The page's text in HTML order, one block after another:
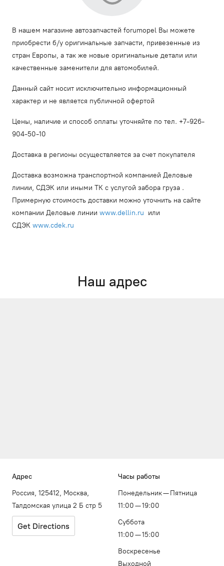
В нашем магазине автозапчастей forumopel Вы можете
приобрести б/у оригинальные запчасти, привезенные из
стран Европы, а так же новые оригинальные детали или
качественные заменители для автомобилей.
Данный сайт носит исключительно информационный
характер и не является публичной офертой
Цены, наличие и способ оплаты уточняйте по тел. +7-926-
904-50-10
Доставка в регионы осуществляется за счет покупателя
Доставка возможна транспортной компанией Деловые
линии, СДЭК или иными ТК с услугой забора груза .
Примерную стоимость доставки можно уточнить на сайте
компании Деловые линии www.dellin.ru или
СДЭК www.cdek.ru
Наш адрес
Адрес
Россия, 125412, Москва,
Талдомская улица 2 Б стр 5
Get Directions
Часы работы
Понедельник — Пятница
11:00 — 19:00
Суббота
11:00 — 15:00
Воскресенье
Выходной